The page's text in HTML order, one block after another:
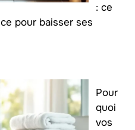
: ce
pour baisser ses
Pour
quoi
vos